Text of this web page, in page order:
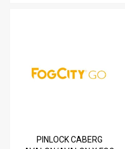
PINLOCK CABERG